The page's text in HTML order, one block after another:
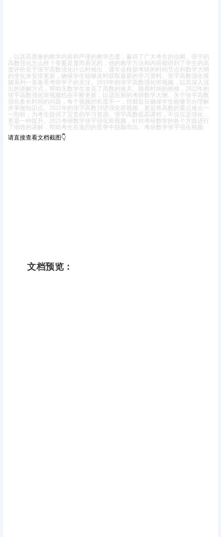
，以其高质量的教学内容和严谨的教学态度，赢得了广大考生的信赖。张宇的
高数强化怎么样？答案是显而易见的，他的教学方法和内容都得到了学生的高
度评价 至于张宇高数强化什么时候出，通常会根据考研的时间节点和数学大纲
的变化来安排更新，确保学生能够及时获取最新的学习资料。 张宇高数强化视
频系列一直备受考研学子的关注。2019年的张宇高数强化班视频，以其深入浅
出的讲解方式，帮助无数学生攻克了高数的难关。随着时间的推移，2022年的
张宇高数强化班视频也在不断更新，以适应新的考研数学大纲。
关于张宇高数
强化多长时间的问题，每个视频的长度不一，但都旨在确保学生能够充分理解
并掌握知识点。2021年的张宇高数18讲强化班视频，更是将高数的重点难点一
一剖析，为考生提供了宝贵的学习资源。 张宇高数提高课程，不仅仅是强化，
更是一种提升。2021考研数学张宇强化班视频，针对考研数学的各个方面进行
了细致的讲解，帮助考生在激烈的竞争中脱颖而出。 考研数学张宇强化视频
请直接查看文档截图👇
文档预览：